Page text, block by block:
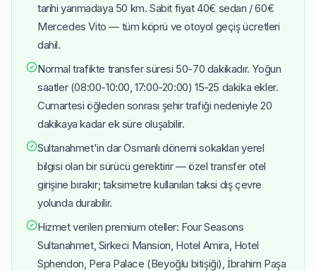
tarihi yarımadaya 50 km. Sabit fiyat 40€ sedan / 60€
Mercedes Vito — tüm köprü ve otoyol geçiş ücretleri
dahil.
Normal trafikte transfer süresi 50-70 dakikadır. Yoğun
saatler (08:00-10:00, 17:00-20:00) 15-25 dakika ekler.
Cumartesi öğleden sonrası şehir trafiği nedeniyle 20
dakikaya kadar ek süre oluşabilir.
Sultanahmet'in dar Osmanlı dönemi sokakları yerel
bilgisi olan bir sürücü gerektirir — özel transfer otel
girişine bırakır; taksimetre kullanılan taksi dış çevre
yolunda durabilir.
Hizmet verilen premium oteller: Four Seasons
Sultanahmet, Sirkeci Mansion, Hotel Amira, Hotel
Sphendon, Pera Palace (Beyoğlu bitişiği), İbrahim Paşa